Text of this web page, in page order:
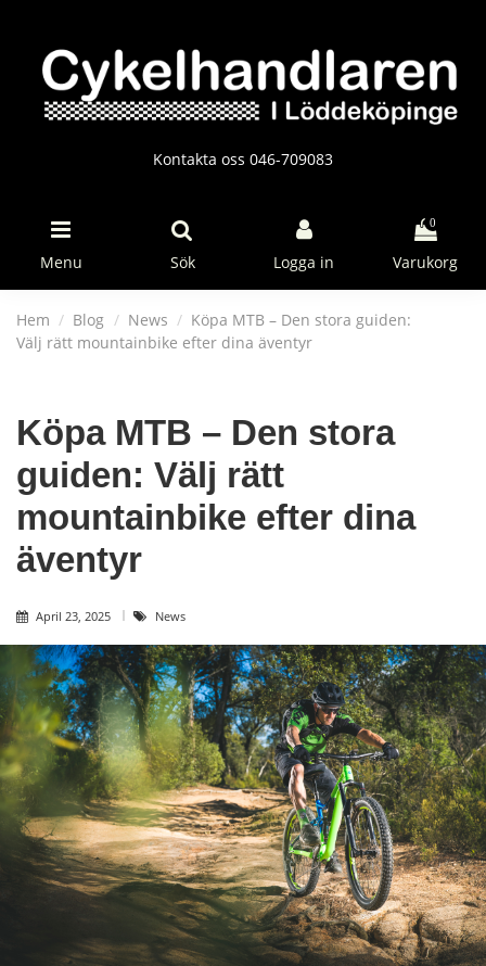
Kontakta oss 046-709083
Menu Sök Logga in
0
Varukorg
Hem Blog News
Köpa MTB – Den stora guiden:
Välj rätt mountainbike efter dina äventyr
Köpa MTB – Den stora
guiden: Välj rätt
mountainbike efter dina
äventyr
April 23, 2025 News